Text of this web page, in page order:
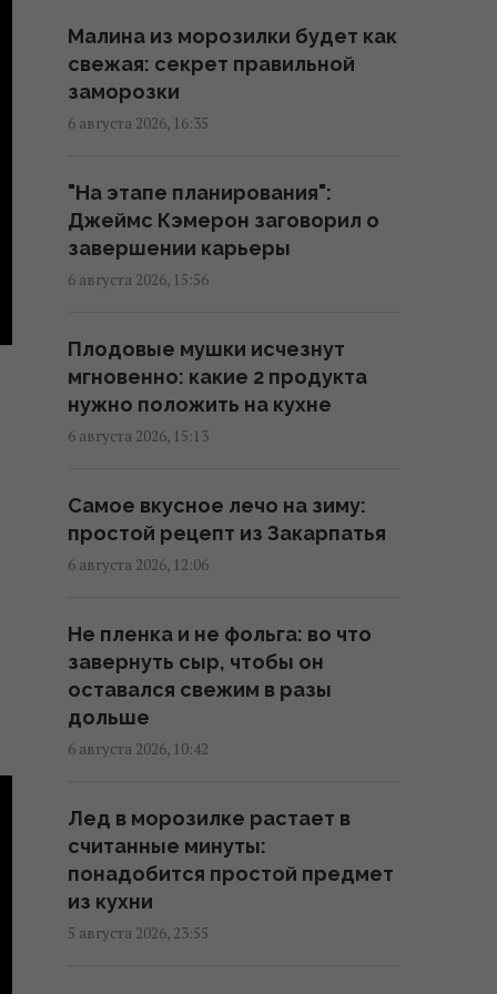
19:57 четверг, 06 августа 2026
Песня, которая вдохновляет:
19:54 четверг, 06 августа 2026
Встреча с "ведьмой" изменила
сцены
18:42 четверг, 06 августа 2026
Кропивницкий изначально
17:15 четверг, 06 августа 2026
популярные
достопримечательности будут
работать дольше: новый
график
17:13 четверг, 06 августа 2026
7 августа: церковный праздник
сегодня, кому нельзя много
работать в этот день
17:10 четверг, 06 августа 2026
Малина из морозилки будет как
свежая: секрет правильной
заморозки
6 августа 2026, 16:35
"На этапе планирования":
Джеймс Кэмерон заговорил о
завершении карьеры
6 августа 2026, 15:56
Плодовые мушки исчезнут
мгновенно: какие 2 продукта
нужно положить на кухне
6 августа 2026, 15:13
Самое вкусное лечо на зиму:
простой рецепт из Закарпатья
6 августа 2026, 12:06
Не пленка и не фольга: во что
завернуть сыр, чтобы он
оставался свежим в разы
дольше
6 августа 2026, 10:42
Лед в морозилке растает в
считанные минуты:
понадобится простой предмет
из кухни
5 августа 2026, 23:55